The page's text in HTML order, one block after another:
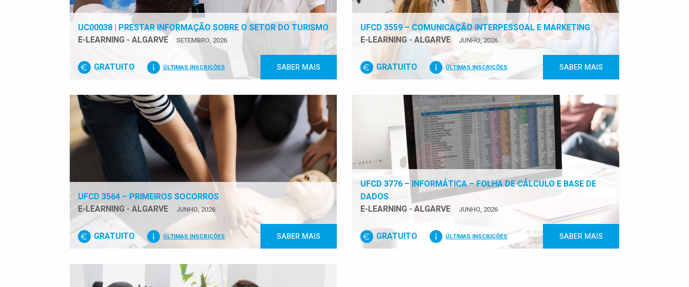
UC00038 | PRESTAR INFORMAÇÃO SOBRE O SETOR DO TURISMO
E-LEARNING - ALGARVE
SETEMBRO, 2026
GRATUITO ÚLTIMAS INSCRIÇÕES SABER MAIS
UFCD 3559 – COMUNICAÇÃO INTERPESSOAL E MARKETING
E-LEARNING - ALGARVE
JUNHO, 2026
GRATUITO ÚLTIMAS INSCRIÇÕES SABER MAIS
UFCD 3564 – PRIMEIROS SOCORROS
E-LEARNING - ALGARVE
JUNHO, 2026
GRATUITO ÚLTIMAS INSCRIÇÕES SABER MAIS
UFCD 3776 – INFORMÁTICA – FOLHA DE CÁLCULO E BASE DE
DADOS
E-LEARNING - ALGARVE
JUNHO, 2026
GRATUITO ÚLTIMAS INSCRIÇÕES SABER MAIS